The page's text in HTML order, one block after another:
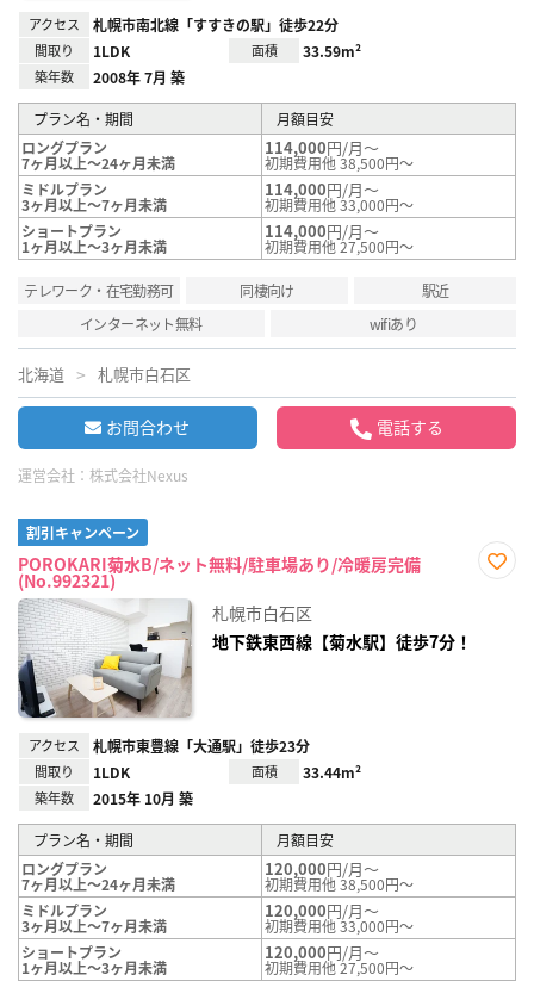
アクセス 札幌市南北線「すすきの駅」徒歩22分
間取り 1LDK 面積 33.59m²
築年数 2008年 7月 築
プラン名・期間
月額目安
ロングプラン
7ヶ月以上～24ヶ月未満
114,000円/月～
初期費用他 38,500円～
ミドルプラン
3ヶ月以上～7ヶ月未満
114,000円/月～
初期費用他 33,000円～
ショートプラン
1ヶ月以上～3ヶ月未満
114,000円/月～
初期費用他 27,500円～
テレワーク・在宅勤務可 同棲向け
駅近
インターネット無料
wifiあり
北海道 札幌市白石区
お問合わせ 電話する
運営会社： 株式会社Nexus
割引キャンペーン
POROKARI菊水B/ネット無料/駐車場あり/冷暖房完備
(No.992321)
札幌市白石区
地下鉄東西線【菊水駅】徒歩7分！
アクセス 札幌市東豊線「大通駅」徒歩23分
間取り 1LDK 面積 33.44m²
築年数 2015年 10月 築
プラン名・期間
月額目安
ロングプラン
7ヶ月以上～24ヶ月未満
120,000円/月～
初期費用他 38,500円～
ミドルプラン
3ヶ月以上～7ヶ月未満
120,000円/月～
初期費用他 33,000円～
ショートプラン
1ヶ月以上～3ヶ月未満
120,000円/月～
初期費用他 27,500円～